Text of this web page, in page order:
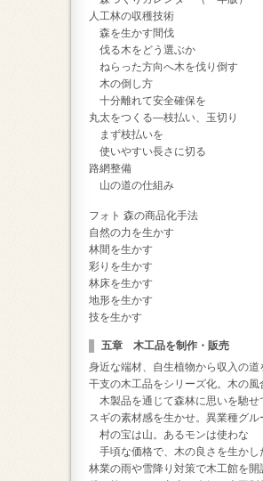
人工林の収穫技術
森を生かす間伐
伐る木をどう選ぶか
ねらった方向へ木を伐り倒す
木の倒し方
十分離れて安全確保を
丸太をつくる―枝払い、玉切り
まず枝払いを
使いやすい長さに切る
路網整備
山の道の仕組み
フォト 森の商品化手法
自然の力を生かす
林間を生かす
彩りを生かす
林床を生かす
地形を生かす
技を生かす
五章 木工品を制作・販売
身近な端材、自生植物から収入の道
干支の木工品をシリーズ化。木の
木製品を通じて森林に思いを馳せ
スギの素材感を生かせ。異業種グル
村の宝は山。あるモンは使わな
手頃な価格で、木の良さを生かし
林業の雨や雪降り対策で木工館を開